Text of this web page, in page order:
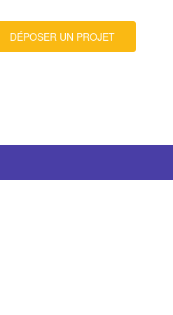
DÉPOSER UN PROJET